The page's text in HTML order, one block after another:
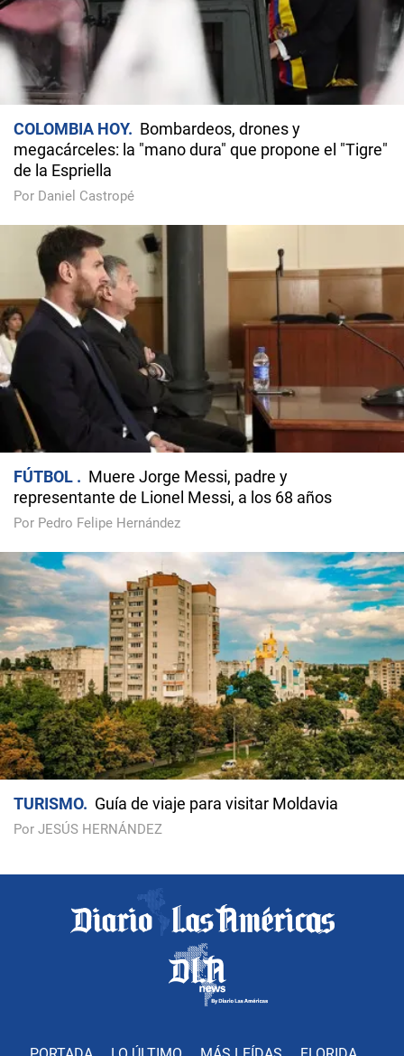
COLOMBIA HOY
Bombardeos, drones y
megacárceles: la "mano dura" que propone el "Tigre"
de la Espriella
Por Daniel Castropé
FÚTBOL
Muere Jorge Messi, padre y
representante de Lionel Messi, a los 68 años
Por Pedro Felipe Hernández
TURISMO Guía de viaje para visitar Moldavia
Por JESÚS HERNÁNDEZ